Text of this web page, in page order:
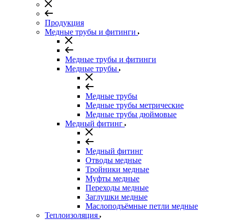
Продукция
Медные трубы и фитинги
Медные трубы и фитинги
Медные трубы
Медные трубы
Медные трубы метрические
Медные трубы дюймовые
Медный фитинг
Медный фитинг
Отводы медные
Тройники медные
Муфты медные
Переходы медные
Заглушки медные
Маслоподъёмные петли медные
Теплоизоляция